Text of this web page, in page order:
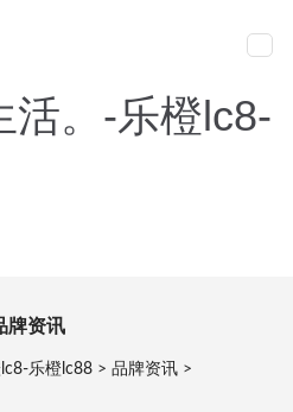
家先生462号
，设计来源于
活。-乐橙lc8-
牌资讯
乐橙lc88 >品牌资讯 >